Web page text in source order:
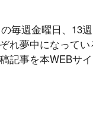
毎週金曜日、13
れ夢中になって
記事を本WEBサ